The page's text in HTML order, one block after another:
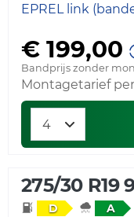
EPREL link
€ 199,00
Bandprijs zonder
Montagetarief
275/30 R19
D A